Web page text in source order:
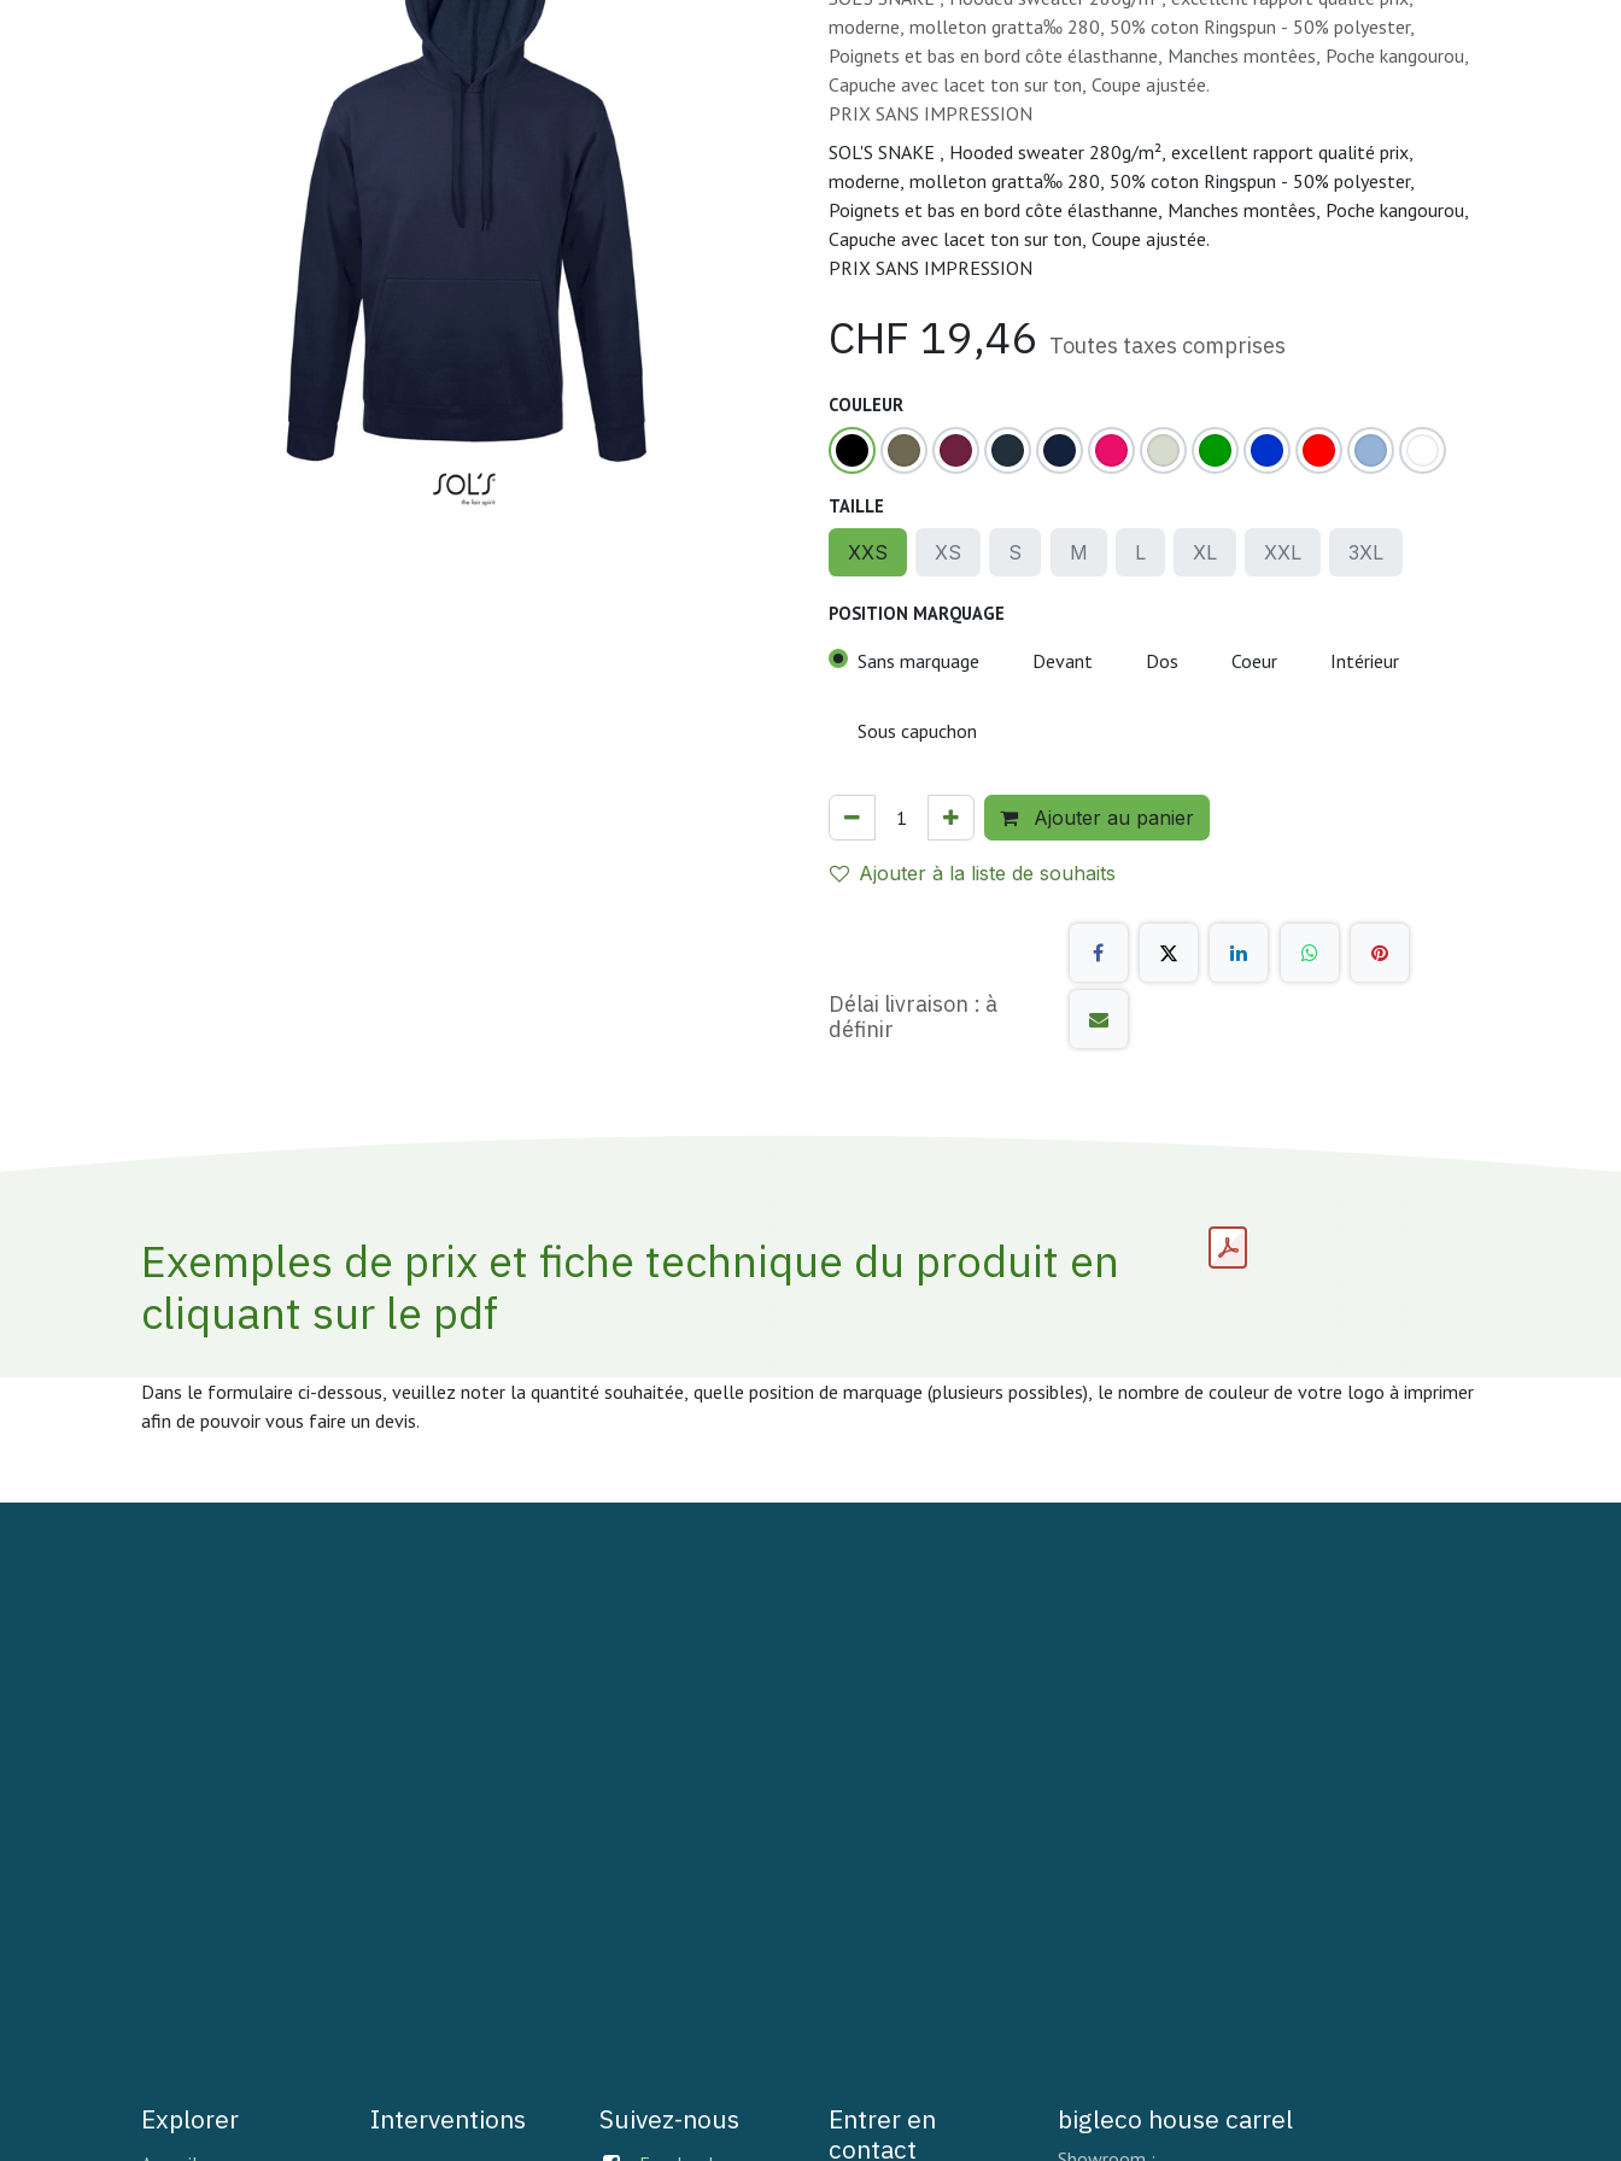
moderne, molleton gratta‰ 280, 50% coton Ringspun - 50% polyester,
Poignets et bas en bord côte élasthanne, Manches montêes, Poche kangourou,
Capuche avec lacet ton sur ton, Coupe ajustée.
PRIX SANS IMPRESSION
SOL'S SNAKE , Hooded sweater 280g/m², excellent rapport qualité prix,
moderne, molleton gratta‰ 280, 50% coton Ringspun - 50% polyester,
Poignets et bas en bord côte élasthanne, Manches montêes, Poche kangourou,
Capuche avec lacet ton sur ton, Coupe ajustée.
PRIX SANS IMPRESSION
CHF 19,46 Toutes taxes comprises
COULEUR
TAILLE
XXS XS S M L XL XXL 3XL
POSITION MARQUAGE
Sans marquage Devant Dos Coeur Intérieur
Sous capuchon
Ajouter au panier
Ajouter à la liste de souhaits
Délai livraison : à
définir
Exemples de prix et fiche technique du produit en
cliquant sur le pdf
Dans le formulaire ci-dessous, veuillez noter la quantité souhaitée, quelle position de marquage (plusieurs possibles), le nombre de couleur de votre logo à imprimer
afin de pouvoir vous faire un devis.
Explorer Interventions Suivez-nous
Entrer en
contact
bigleco house carrel